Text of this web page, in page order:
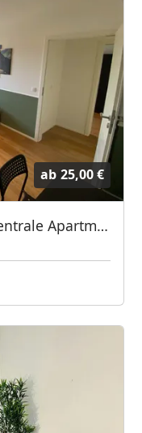
ab 25,00 €
Apartmenthaus A23 - Drei zentrale Apartments mit guter Verkehrsanbindung. WaMa. Parkplatz. etc.